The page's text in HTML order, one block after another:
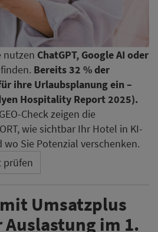
nutzen ChatGPT, Google AI oder
Bereits 32 % der
ihre Urlaubsplanung ein –
Hospitality Report 2025).
Check zeigen die
wie sichtbar Ihr Hotel in KI-
Sie Potenzial verschenken.
prüfen
Umsatzplus
im 1.